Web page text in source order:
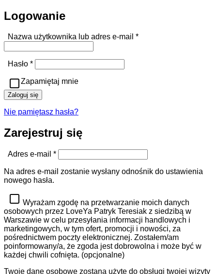
Logowanie
Nazwa użytkownika lub adres e-mail *Wymagane
Hasło *Wymagane
Zapamiętaj mnie
Zaloguj się
Nie pamiętasz hasła?
Zarejestruj się
Adres e-mail *Wymagane
Na adres e-mail zostanie wysłany odnośnik do ustawienia
nowego hasła.
Wyrażam zgodę na przetwarzanie moich danych
osobowych przez LoveYa Patryk Teresiak z siedzibą w
Warszawie w celu przesyłania informacji handlowych i
marketingowych, w tym ofert, promocji i nowości, za
pośrednictwem poczty elektronicznej. Zostałem/am
poinformowany/a, że zgoda jest dobrowolna i może być w
każdej chwili cofnięta. (opcjonalne)
Twoje dane osobowe zostaną użyte do obsługi twojej wizyty